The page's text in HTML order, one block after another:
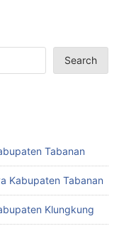
Search
Tabanan
Kabupaten Tabanan
Klungkung